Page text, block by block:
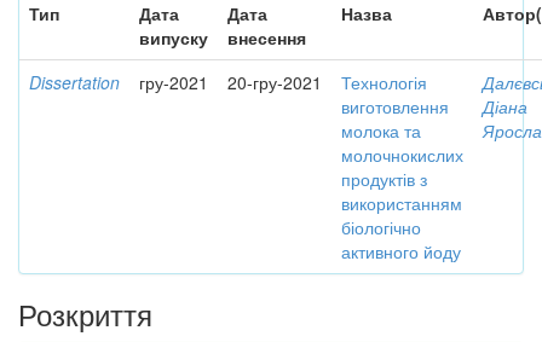
Тип
Дата
випуску
Дата
внесення
Назва
Dissertation гру-2021 20-гру-2021
Технологія
виготовлення
молока та
молочнокислих
продуктів з
використанням
біологічно
активного йоду
Діана
Розкриття